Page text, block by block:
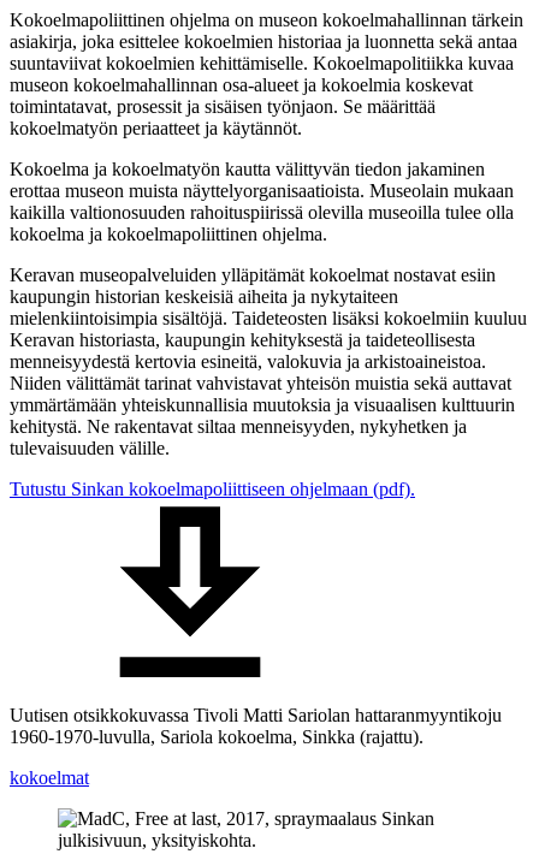
Kokoelmapoliittinen ohjelma on museon kokoelmahallinnan tärkein
asiakirja, joka esittelee kokoelmien historiaa ja luonnetta sekä antaa
suuntaviivat kokoelmien kehittämiselle. Kokoelmapolitiikka kuvaa
museon kokoelmahallinnan osa-alueet ja kokoelmia koskevat
toimintatavat, prosessit ja sisäisen työnjaon. Se määrittää
kokoelmatyön periaatteet ja käytännöt.
Kokoelma ja kokoelmatyön kautta välittyvän tiedon jakaminen
erottaa museon muista näyttelyorganisaatioista. Museolain mukaan
kaikilla valtionosuuden rahoituspiirissä olevilla museoilla tulee olla
kokoelma ja kokoelmapoliittinen ohjelma.
Keravan museopalveluiden ylläpitämät kokoelmat nostavat esiin
kaupungin historian keskeisiä aiheita ja nykytaiteen
mielenkiintoisimpia sisältöjä. Taideteosten lisäksi kokoelmiin kuuluu
Keravan historiasta, kaupungin kehityksestä ja taideteollisesta
menneisyydestä kertovia esineitä, valokuvia ja arkistoaineistoa.
Niiden välittämät tarinat vahvistavat yhteisön muistia sekä auttavat
ymmärtämään yhteiskunnallisia muutoksia ja visuaalisen kulttuurin
kehitystä. Ne rakentavat siltaa menneisyyden, nykyhetken ja
tulevaisuuden välille.
Tutustu Sinkan kokoelmapoliittiseen ohjelmaan (pdf).
Uutisen otsikkokuvassa Tivoli Matti Sariolan hattaranmyyntikoju
1960-1970-luvulla, Sariola kokoelma, Sinkka (rajattu).
kokoelmat